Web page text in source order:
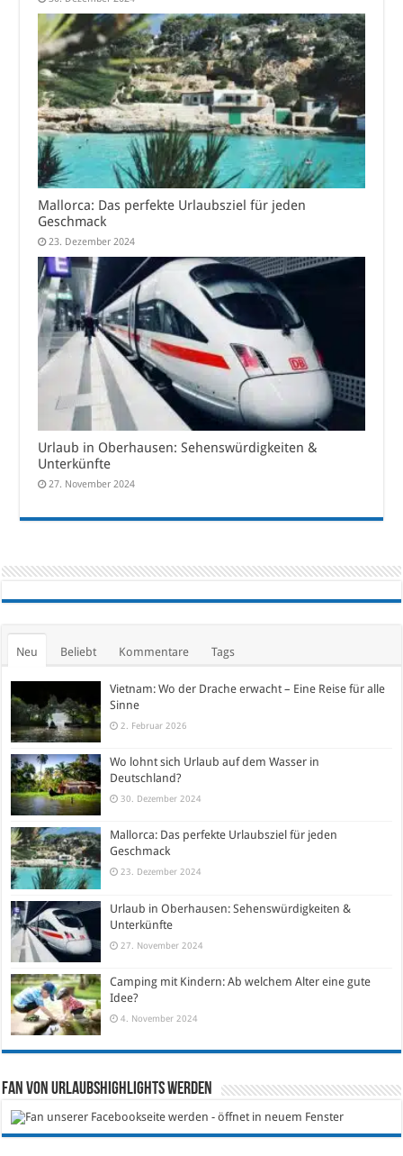
Mallorca: Das perfekte Urlaubsziel für jeden
Geschmack
23. Dezember 2024
Urlaub in Oberhausen: Sehenswürdigkeiten &
Unterkünfte
27. November 2024
Neu Beliebt Kommentare Tags
Vietnam: Wo der Drache erwacht – Eine Reise für alle
Sinne
2. Februar 2026
Wo lohnt sich Urlaub auf dem Wasser in
Deutschland?
30. Dezember 2024
Mallorca: Das perfekte Urlaubsziel für jeden
Geschmack
23. Dezember 2024
Urlaub in Oberhausen: Sehenswürdigkeiten &
Unterkünfte
27. November 2024
Camping mit Kindern: Ab welchem Alter eine gute
Idee?
4. November 2024
Fan von Urlaubshighlights werden